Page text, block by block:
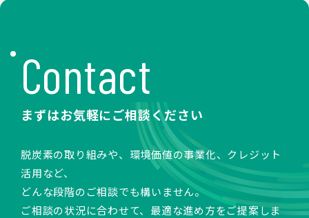
Contact
まずはお気軽にご相談ください
脱炭素の取り組みや、環境価値の事業化、クレジット
活用など、
どんな段階のご相談でも構いません。
ご相談の状況に合わせて、最適な進め方をご提案しま